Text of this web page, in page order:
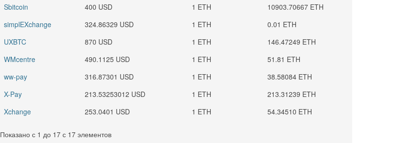
Sbitcoin
400 USD 1 ETH
10903.70667 ETH
simplEXchange
324.86329 USD 1 ETH
0.01 ETH
UXBTC
870 USD 1 ETH
146.47249 ETH
WMcentre
490.1125 USD 1 ETH
51.81 ETH
ww-pay
316.87301 USD 1 ETH
38.58084 ETH
X-Pay
213.53253012 USD 1 ETH
213.31239 ETH
Xchange
253.0401 USD 1 ETH 54.34510 ETH
Показано с 1 до 17 с 17 элементов